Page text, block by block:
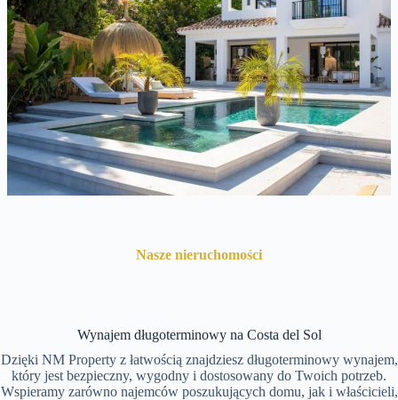
Nasze nieruchomości
Wynajem długoterminowy na Costa del Sol
Dzięki NM Property z łatwością znajdziesz długoterminowy wynajem,
który jest bezpieczny, wygodny i dostosowany do Twoich potrzeb.
Wspieramy zarówno najemców poszukujących domu, jak i właścicieli,